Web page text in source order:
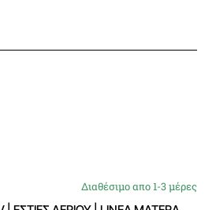
Διαθέσιμο απο 1-3 μέρες